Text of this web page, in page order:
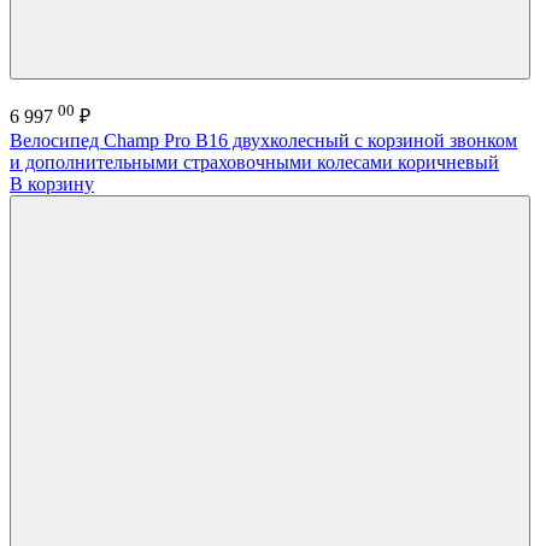
6 997 00 ₽
Велосипед Champ Pro B16 двухколесный с корзиной звонком
и дополнительными страховочными колесами коричневый
В корзину